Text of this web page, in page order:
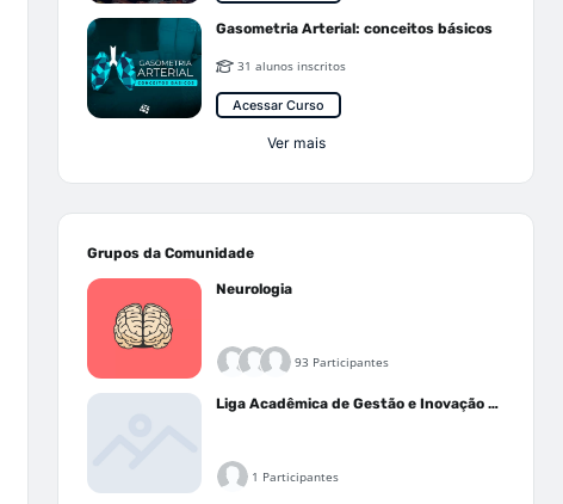
Gasometria Arterial: conceitos básicos
31 alunos inscritos
Acessar Curso
Ver mais
Grupos da Comunidade
Neurologia
93 Participantes
Liga Acadêmica de Gestão e Inovação Médica - LAGIM
1 Participantes